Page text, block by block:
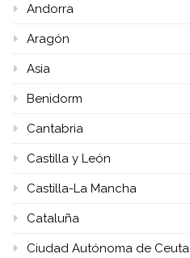
Andorra
Aragón
Asia
Benidorm
Cantabria
Castilla y León
Castilla-La Mancha
Cataluña
Ciudad Autónoma de Ceuta